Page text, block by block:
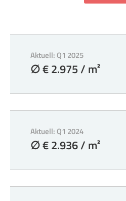
Aktuell: Q1 2025
∅ € 2.975 / m²
Aktuell: Q1 2024
∅ € 2.936 / m²